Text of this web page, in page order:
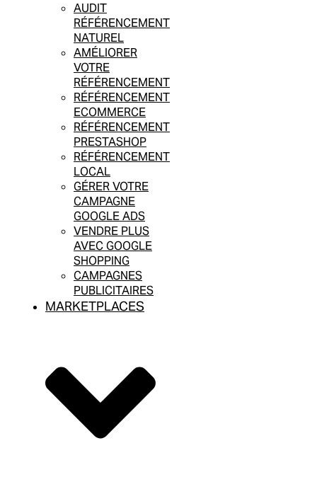
AUDIT
RÉFÉRENCEMENT
NATUREL
AMÉLIORER
VOTRE
RÉFÉRENCEMENT
RÉFÉRENCEMENT
ECOMMERCE
RÉFÉRENCEMENT
PRESTASHOP
RÉFÉRENCEMENT
LOCAL
GÉRER VOTRE
CAMPAGNE
GOOGLE ADS
VENDRE PLUS
AVEC GOOGLE
SHOPPING
CAMPAGNES
PUBLICITAIRES
MARKETPLACES